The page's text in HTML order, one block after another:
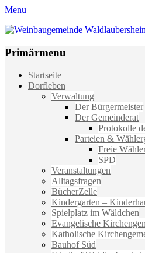
Menu
Weinbaugemeinde Waldlaubersheim
Primärmenu
Weiter
zum
Startseite
Dorfleben
Verwaltung
Der Bürgermeister
Der Gemeinderat
Protokolle
Parteien &
Freie
SPD
Veranstaltungen
Alltagsfragen
BücherZelle
Kindergarten –
Spielplatz im Wäldchen
Evangelische
Katholische
Bauhof Süd